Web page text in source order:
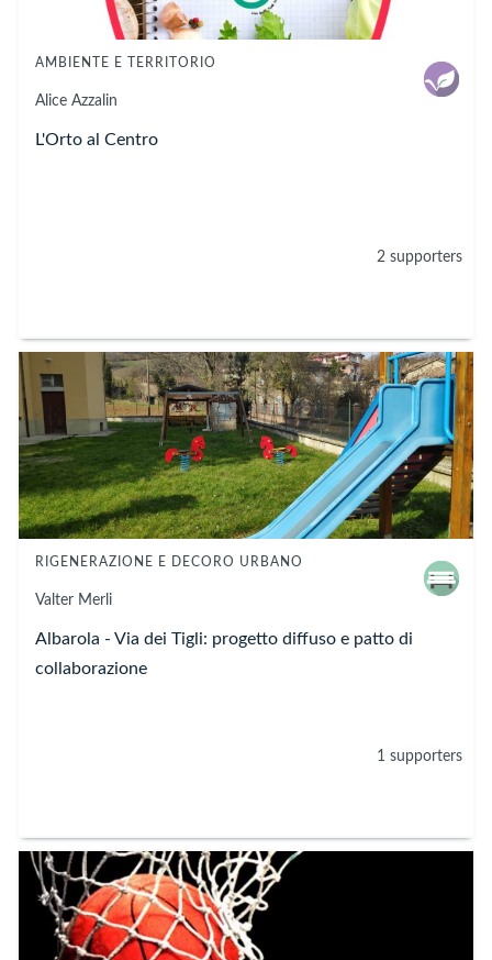
AMBIENTE E TERRITORIO
Alice Azzalin
L'Orto al Centro
2 supporters
RIGENERAZIONE E DECORO URBANO
Valter Merli
Albarola - Via dei Tigli: progetto diffuso e patto di
collaborazione
1 supporters